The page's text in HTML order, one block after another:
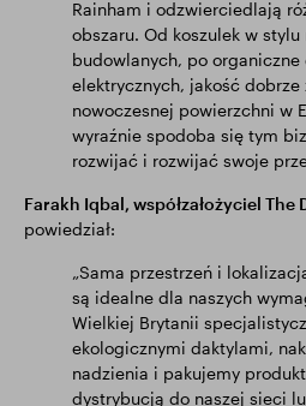
Rainham i odzwierciedlają
obszaru. Od koszulek w
budowlanych, po
elektrycznych, jakość dobrze
nowoczesnej powierzchni w
wyraźnie spodoba się tym
rozwijać i rozwijać swoje
Farakh Iqbal, współzałożyciel
powiedział:
„Sama przestrzeń i
są idealne dla naszych
Wielkiej Brytanii
ekologicznymi daktylami,
nadzienia i pakujemy
dystrybucją do naszej sieci